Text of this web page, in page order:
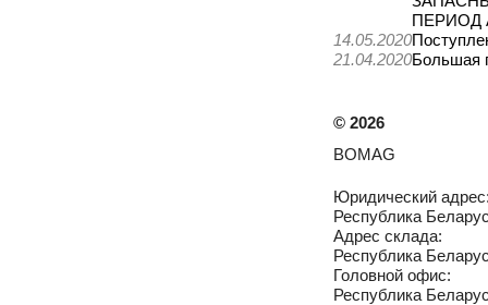
ПЕРИОД
14.05.2020
21.04.2020Большая
© 2026
BOMAG
Юридический
Республика
Адрес склада:
Республика
Головной офис:
Республика